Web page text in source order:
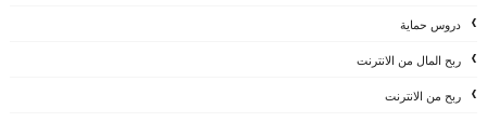
دروس حماية
ربح المال من الانترنت
ربح من الانترنت